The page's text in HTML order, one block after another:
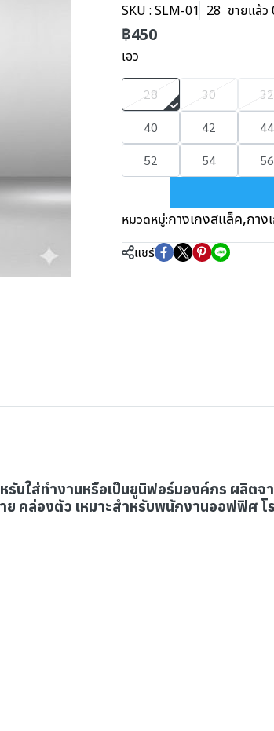
SKU : SLM-01 28 ขายแล้ว
฿450
เอว
28 30 32
40
42 44
52
54 56
หมวดหมู่:กางเกงสแล็ค,กาง
แชร์
รับใส่ทำงานหรือเป็นยูนิฟอร์มองค์กร ผลิต
คล่องตัว เหมาะสำหรับพนักงานออฟฟิศ